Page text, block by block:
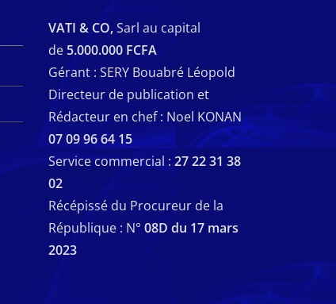
VATI & CO,Sarl au capital
de 5.000.000 FCFA
Gérant : SERY Bouabré Léopold
Directeur de publication et
Rédacteur en chef : Noel KONAN
07 09 96 64 15
Service commercial : 27 22 31 38
02
Récépissé du Procureur de la
République : N° 08D du 17 mars
2023